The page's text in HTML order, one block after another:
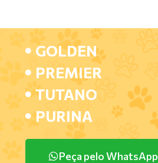
GOLDEN
PREMIER
TUTANO
PURINA
Peça pelo WhatsApp